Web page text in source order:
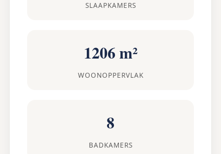
SLAAPKAMERS
1206 m²
WOONOPPERVLAK
8
BADKAMERS